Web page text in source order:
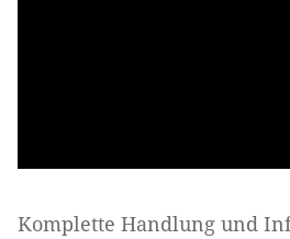
Komplette Handlung und